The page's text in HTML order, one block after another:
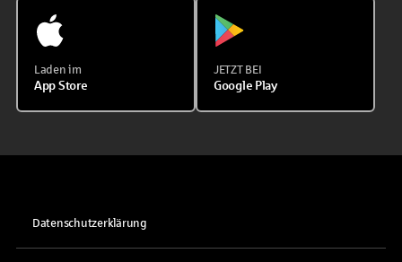
Laden im
App Store
JETZT BEI
Google Play
Datenschutzerklärung